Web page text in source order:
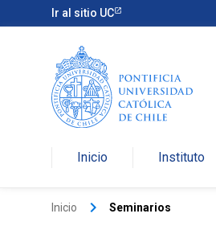
Ir al sitio UC
Inicio Instituto
Inicio keyboard_arrow_right Seminarios